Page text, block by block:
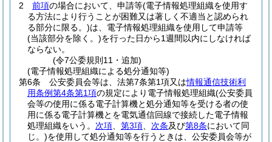
2
前項の場合において、申請等(電子情報処理組織を使用す
る方法により行うことが困難又は著しく不適当と認められ
る部分に限る。)は、電子情報処理組織を使用して申請等
(当該部分を除く。)を行った日から1週間以内にしなければ
ならない。
(令7公委規則11・追加)
(電子情報処理組織による処分通知等)
第6条
公安委員会等は、法第7条第1項又は情報通信技術利
用条例第4条第1項の規定により電子情報処理組織(公安委員
会等の使用に係る電子計算機と処分通知等を受ける者の使
用に係る電子計算機とを電気通信回線で接続した電子情報
処理組織をいう。 次項 第3項 次条及び第8条において同
じ。)を使用して処分通知等を行うときは、公安委員会等が